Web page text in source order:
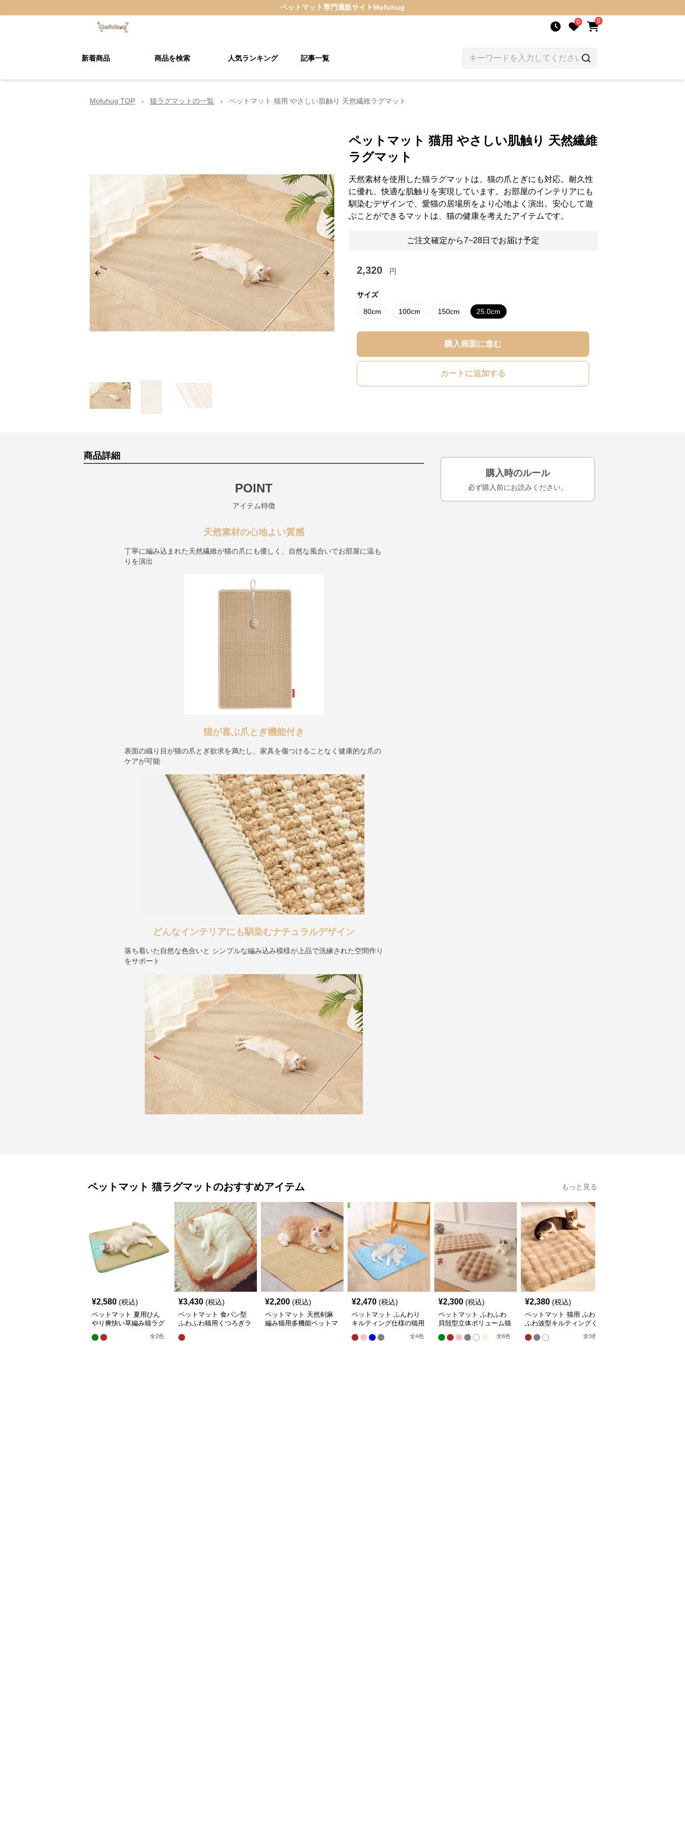
ペットマット専門通販サイト Mofuhug
0 0
新着商品 商品を検索 人気ランキング 記事一覧
Mofuhug TOP › 猫ラグマットの一覧 › ペットマット 猫用 やさしい肌触り 天然繊維ラグマット
Previous slide Next slide
ペットマット 猫用 やさしい肌触り 天然繊維
ラグマット
天然素材を使用した猫ラグマットは、猫の爪とぎにも対応。耐久性
に優れ、快適な肌触りを実現しています。お部屋のインテリアにも
馴染むデザインで、愛猫の居場所をより心地よく演出。安心して遊
ぶことができるマットは、猫の健康を考えたアイテムです。
ご注文確定から7~28日でお届け予定
2,320 円
サイズ
80cm 100cm 150cm 25.0cm
購入画面に進む
カートに追加する
商品詳細
POINT
アイテム特徴
天然素材の心地よい質感
丁寧に編み込まれた天然繊維が猫の爪にも優しく、自然な風合いでお部屋に温も
りを演出
猫が喜ぶ爪とぎ機能付き
表面の織り目が猫の爪とぎ欲求を満たし、家具を傷つけることなく健康的な爪の
ケアが可能
どんなインテリアにも馴染むナチュラルデザイン
落ち着いた自然な色合いと シンプルな編み込み模様が上品で洗練された空間作り
をサポート
購入時のルール
必ず購入前にお読みください。
ペットマット 猫ラグマットのおすすめアイテム もっと見る
¥2,580 (税込)
ペットマット 夏用ひん
やり爽快い草編み猫ラグ
全2色
¥3,430 (税込)
ペットマット 食パン型
ふわふわ猫用くつろぎラ
¥2,200 (税込)
ペットマット 天然剣麻
編み猫用多機能ペットマ
¥2,470 (税込)
ペットマット ふんわり
キルティング仕様の猫用
全4色
¥2,300 (税込)
ペットマット ふわふわ
貝殻型立体ボリューム猫
全6色
¥2,380 (税込)
ペットマット 猫用 ふわ
ふわ波型キルティングく
全3色